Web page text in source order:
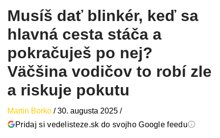
Musíš dať blinkér, keď sa
hlavná cesta stáča a
pokračuješ po nej?
Väčšina vodičov to robí zle
a riskuje pokutu
Martin Borko /30. augusta 2025 /
Pridaj si vedelisteze.sk do svojho Google feedu